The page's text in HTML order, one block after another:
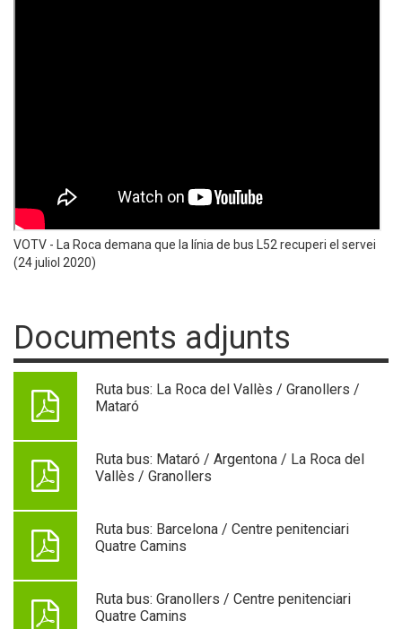
VOTV - La Roca demana que la línia de bus L52 recuperi el servei
(24 juliol 2020)
Documents adjunts
Ruta bus: La Roca del Vallès / Granollers /
Mataró
Ruta bus: Mataró / Argentona / La Roca del
Vallès / Granollers
Ruta bus: Barcelona / Centre penitenciari
Quatre Camins
Ruta bus: Granollers / Centre penitenciari
Quatre Camins